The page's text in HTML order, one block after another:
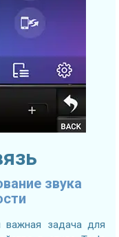
звука
важная задача для